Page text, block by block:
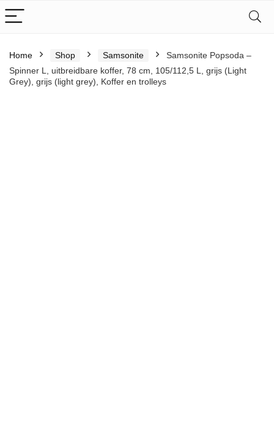
Home Shop Samsonite
Samsonite Popsoda –
Spinner L, uitbreidbare koffer, 78 cm, 105/112,5 L, grijs (Light
Grey), grijs (light grey), Koffer en trolleys